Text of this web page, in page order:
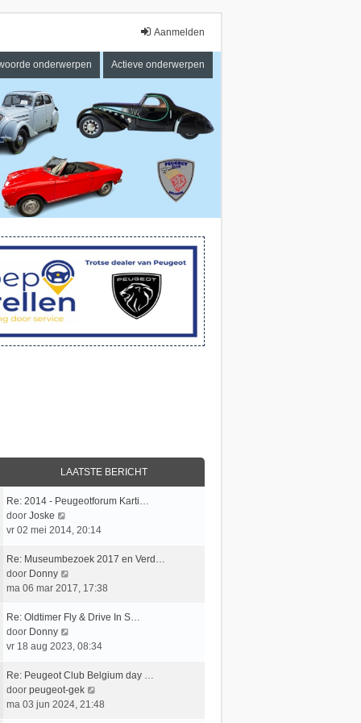
Aanmelden
onderwerpen Actieve onderwerpen
LAATSTE BERICHT
L
a
a
s
t
e
e
r
i
h
t
Re: 2014 - Peugeotforum Karti…
door Joske
e
i
j
k
a
a
t
t
e
b
vr 02 mei 2014, 20:14
L
a
a
s
t
e
e
r
i
Re: Museumbezoek 2017 en Verd…
door Donny
e
i
k
a
a
t
ma 06 mar 2017, 17:38
L
a
a
s
t
e
Re: Oldtimer Fly & Drive In S…
door Donny
e
i
j
k
vr 18 aug 2023, 08:34
L
a
a
Re: Peugeot Club Belgium day …
door peugeot-gek
e
ma 03 jun 2024, 21:48